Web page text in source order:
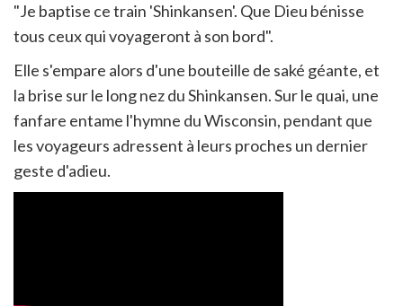
"Je baptise ce train 'Shinkansen'. Que Dieu bénisse
tous ceux qui voyageront à son bord".
Elle s'empare alors d'une bouteille de saké géante, et
la brise sur le long nez du Shinkansen. Sur le quai, une
fanfare entame l'hymne du Wisconsin, pendant que
les voyageurs adressent à leurs proches un dernier
geste d'adieu.